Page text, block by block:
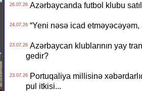
26.07.26Azərbaycanda futbol klubu
24.07.26“Yeni nəsə icad etməyəcəyəm,
23.07.26Azərbaycan klublarının yay
gedir?
23.07.26Portuqaliya millisinə
pul itkisi...